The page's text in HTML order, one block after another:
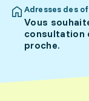
Adresses des
Vous
consultation
proche.